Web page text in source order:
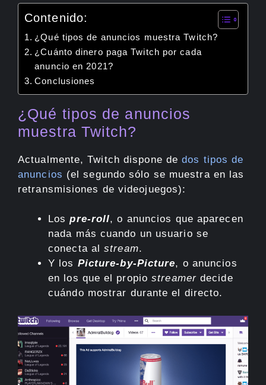
Contenido:
¿Qué tipos de anuncios muestra Twitch?
¿Cuánto dinero paga Twitch por cada
anuncio en 2021?
Conclusiones
¿Qué tipos de anuncios
muestra Twitch?
Actualmente, Twitch dispone dedos tipos de
anuncios (el segundo sólo se muestra en las
retransmisiones de videojuegos):
Lospre-roll, o anuncios que aparecen
nada más cuando un usuario se
conecta alstream.
Y los Picture-by-Picture, o anuncios
en los que el propiostreamerdecide
cuándo mostrar durante el directo.